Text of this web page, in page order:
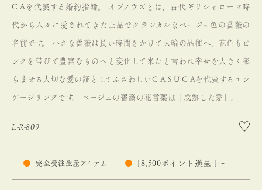
C Aを代表する婚約指輪。 イプノウズとは、古代ギリシャローマ時
代から人々に愛されてきた上品でクラシカルなベージュ色の薔薇の
名前です。 小さな薔薇は長い時間をかけて大輪の品種へ、花色もピ
ンクを帯びて豊富なものへと変化して来たと言われ幸せを大きく膨
らませる大切な愛の証としてふさわしいC A S U C Aを代表するエン
ゲージリングです。 ベージュの薔薇の花言葉は「成熟した愛」。
L-R-809
完全受注生産アイテム 8,500ポイント進呈 ] 〜